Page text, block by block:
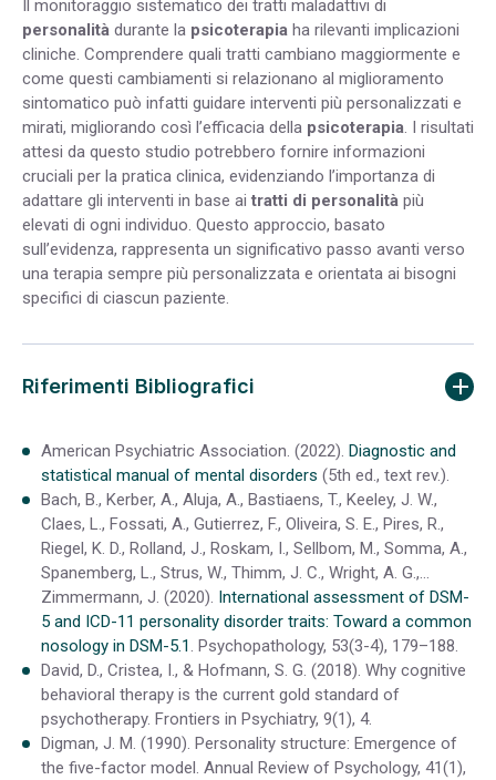
Il monitoraggio sistematico dei tratti maladattivi di
personalità durante la psicoterapia ha rilevanti implicazioni
cliniche. Comprendere quali tratti cambiano maggiormente e
come questi cambiamenti si relazionano al miglioramento
sintomatico può infatti guidare interventi più personalizzati e
mirati, migliorando così l’efficacia della psicoterapia. I risultati
attesi da questo studio potrebbero fornire informazioni
cruciali per la pratica clinica, evidenziando l’importanza di
adattare gli interventi in base ai tratti di personalità più
elevati di ogni individuo. Questo approccio, basato
sull’evidenza, rappresenta un significativo passo avanti verso
una terapia sempre più personalizzata e orientata ai bisogni
specifici di ciascun paziente.
Riferimenti Bibliografici
American Psychiatric Association. (2022). Diagnostic and
statistical manual of mental disorders (5th ed., text rev.).
Bach, B., Kerber, A., Aluja, A., Bastiaens, T., Keeley, J. W.,
Claes, L., Fossati, A., Gutierrez, F., Oliveira, S. E., Pires, R.,
Riegel, K. D., Rolland, J., Roskam, I., Sellbom, M., Somma, A.,
Spanemberg, L., Strus, W., Thimm, J. C., Wright, A. G.,…
Zimmermann, J. (2020). International assessment of DSM-
5 and ICD-11 personality disorder traits: Toward a common
nosology in DSM-5.1. Psychopathology, 53(3-4), 179–188.
David, D., Cristea, I., & Hofmann, S. G. (2018). Why cognitive
behavioral therapy is the current gold standard of
psychotherapy. Frontiers in Psychiatry, 9(1), 4.
Digman, J. M. (1990). Personality structure: Emergence of
the five-factor model. Annual Review of Psychology, 41(1),